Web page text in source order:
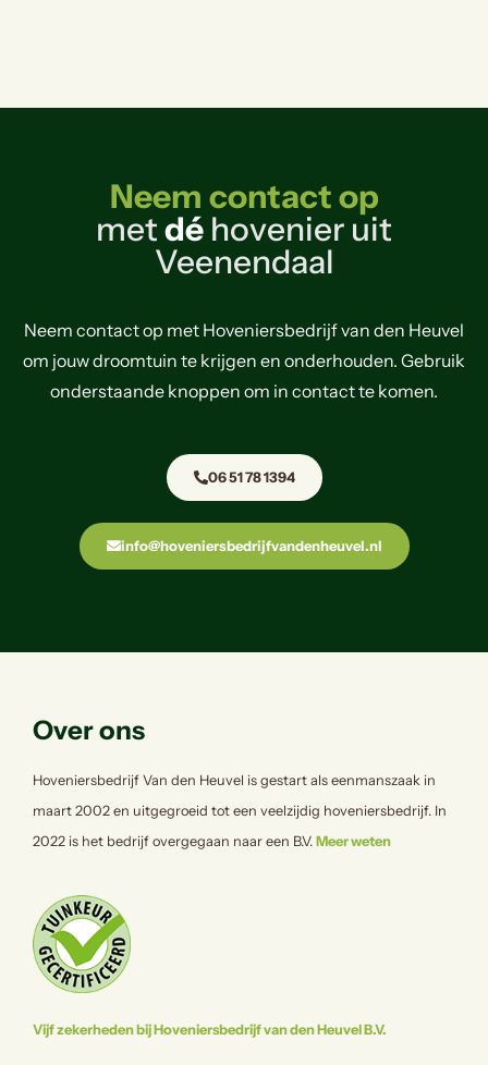
Neem contact op
metdé hovenier uit
Veenendaal
Neem contact op met Hoveniersbedrijf van den Heuvel
om jouw droomtuin te krijgen en onderhouden. Gebruik
onderstaande knoppen om in contact te komen.
06 51 78 1394
info@hoveniersbedrijfvandenheuvel.nl
Over ons
Hoveniersbedrijf Van den Heuvel is gestart als eenmanszaak in
maart 2002 en uitgegroeid tot een veelzijdig hoveniersbedrijf. In
2022 is het bedrijf overgegaan naar een B.V. Meer weten
Vijf zekerheden bij Hoveniersbedrijf van den Heuvel B.V.